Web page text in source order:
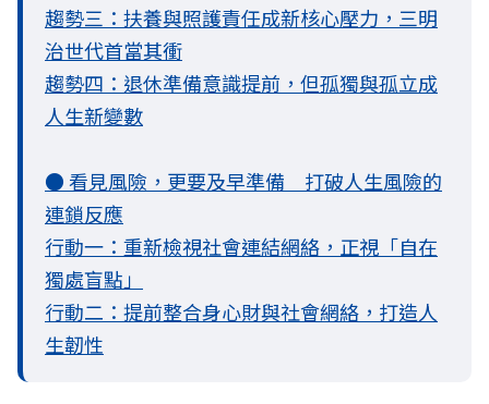
趨勢三：扶養與照護責任成新核心壓力，三明
治世代首當其衝
趨勢四：退休準備意識提前，但孤獨與孤立成
人生新變數
● 看見風險，更要及早準備 打破人生風險的
連鎖反應
行動一：重新檢視社會連結網絡，正視「自在
獨處盲點」
行動二：提前整合身心財與社會網絡，打造人
生韌性